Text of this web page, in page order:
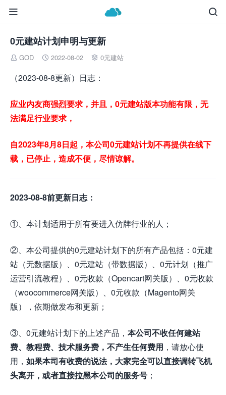


0元建站计划申明与更新
 GOD  2022-08-02  0元建站
（2023-08-8更新）日志：
应业内友商强烈要求，并且，0元建站版本功能有限，无
法满足行业要求，
自2023年8月8日起，本公司0元建站计划不再提供在线下
载，已停止，造成不便，尽情谅解。
2023-08-8前更新日志：
①、本计划适用于所有要进入仿牌行业的人；
②、本公司提供的0元建站计划下的所有产品包括：0元建
站（无数据版）、0元建站（带数据版）、0元计划（推广
运营引流教程）、0元收款（Opencart网关版）、0元收款
（woocommerce网关版）、0元收款（Magento网关
版），依期做发布和更新；
③、0元建站计划下的上述产品， 本公司不收任何建站
费、教程费、技术服务费，不产生任何费用 ，请放心使
用， 如果本司有收费的说法，大家完全可以直接调转飞机
头离开，或者直接拉黑本公司的服务号 ；